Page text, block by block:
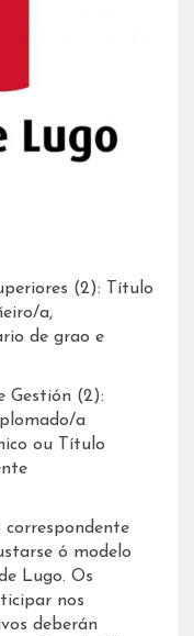
(2): Título
a,
de grao e
Gestión (2):
a
ou Título
ó modelo
Lugo. Os
nos
deberán